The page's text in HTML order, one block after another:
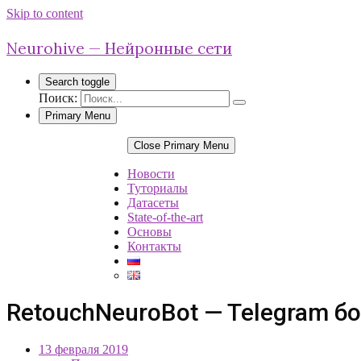
Skip to content
Neurohive — Нейронные сети
Search toggle
Поиск:
Primary Menu
Close Primary Menu
Новости
Туториалы
Датасеты
State-of-the-art
Основы
Контакты
RetouchNeuroBot — Telegram
13 февраля 2019